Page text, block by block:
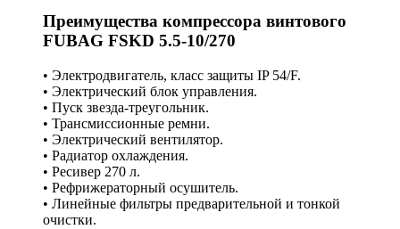
Преимущества компрессора винтового
FUBAG FSKD 5.5-10/270
• Электродвигатель, класс защиты IP 54/F.
• Электрический блок управления.
• Пуск звезда-треугольник.
• Трансмиссионные ремни.
• Электрический вентилятор.
• Радиатор охлаждения.
• Ресивер 270 л.
• Рефрижераторный осушитель.
• Линейные фильтры предварительной и тонкой
очистки.